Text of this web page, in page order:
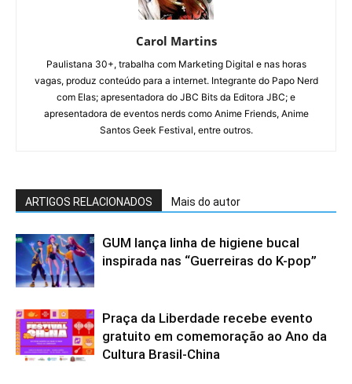
Carol Martins
Paulistana 30+, trabalha com Marketing Digital e nas horas
vagas, produz conteúdo para a internet. Integrante do Papo Nerd
com Elas; apresentadora do JBC Bits da Editora JBC; e
apresentadora de eventos nerds como Anime Friends, Anime
Santos Geek Festival, entre outros.
ARTIGOS RELACIONADOS Mais do autor
GUM lança linha de higiene bucal
inspirada nas “Guerreiras do K-pop”
Praça da Liberdade recebe evento
gratuito em comemoração ao Ano da
Cultura Brasil-China